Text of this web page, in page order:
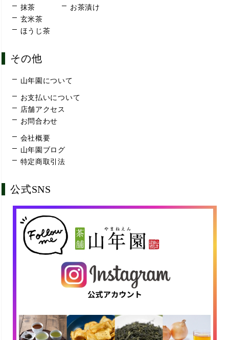
抹茶
玄米茶
ほうじ茶
お茶漬け
その他
山年園について
お支払いについて
店舗アクセス
お問合わせ
会社概要
山年園ブログ
特定商取引法
公式SNS